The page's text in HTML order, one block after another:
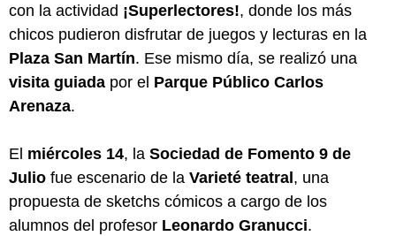
con la actividad ¡Superlectores!, donde los más
chicos pudieron disfrutar de juegos y lecturas en la
Plaza San Martín. Ese mismo día, se realizó una
visita guiada por el Parque Público Carlos
Arenaza.
El miércoles 14, la Sociedad de Fomento 9 de
Julio fue escenario de la Varieté teatral, una
propuesta de sketchs cómicos a cargo de los
alumnos del profesor Leonardo Granucci.